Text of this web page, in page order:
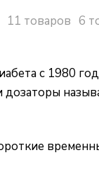
11 товаров 6
с 1980
дозаторы